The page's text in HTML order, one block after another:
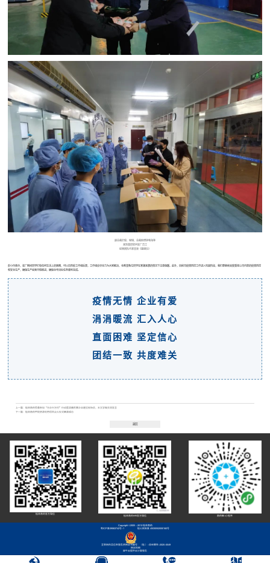
副总裁於俊、程琳，总裁助理钟喻海等
来到基层慰问驻厂员工
经营团队代表宣读《感谢信》
彭小丹表示，驻厂期间同学们有任何生活上的困难，可以向防疫工作组反馈，工作组会尽全力为大家解决，也希望各位同学在寒潮来袭的情况下注意保暖。此外，目前市疫情防控工作进入巩固阶段，我们要继续高度重视公司内部的疫情防控
和安全生产，确保生产经营平稳推进，确保全年目标任务顺利完成。
疫情无情 企业有爱
涓涓暖流 汇入人心
直面困难 坚定信心
团结一致 共度难关
上一篇：
桂林南药受邀参加“万企兴万村”行动暨清廉民营企业建设现场会，王文学做交流发言
下一篇：
桂林南药甲烷资源利用项目点火仪式圆满成功
返回
桂林南药官方微信
桂林南药HR官方微信 南药智+小程序
Copyright ©2005 - 2013 桂林南药
粤ICP备09063742号-1
桂公网安备 45030502000182号
互联网药品信息服务资格证书编号：（桂 ）-非经营性-2020-0049
网站地图
犀牛云提供云计算服务
廉政举报 客服中心 联系我们 三维实景